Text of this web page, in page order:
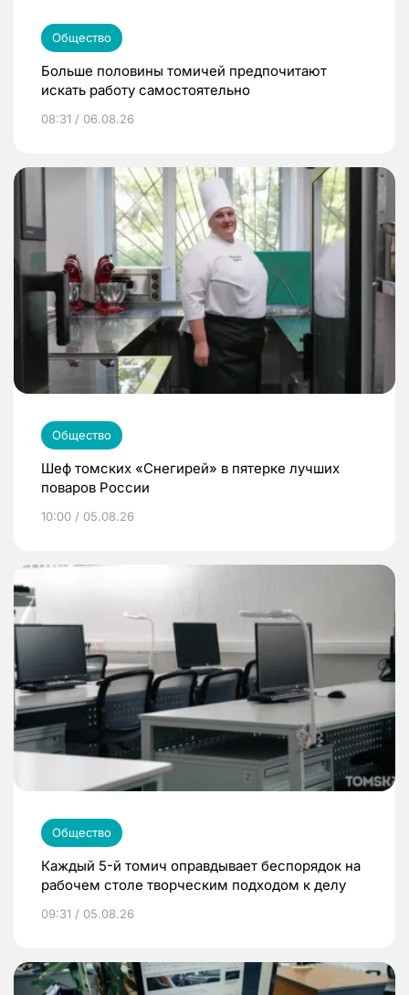
Общество
Больше половины томичей предпочитают
искать работу самостоятельно
08:31 / 06.08.26
Общество
Шеф томских «Снегирей» в пятерке лучших
поваров России
10:00 / 05.08.26
Общество
Каждый 5-й томич оправдывает беспорядок на
рабочем столе творческим подходом к делу
09:31 / 05.08.26